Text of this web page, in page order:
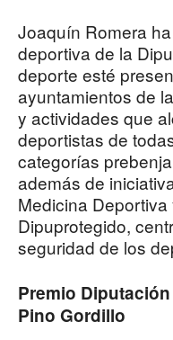
Joaquín Romera
deportiva de la
deporte esté
ayuntamientos de
y actividades que
deportistas de
categorías
además de
Medicina
Dipuprotegido,
seguridad de los
Premio
Pino Gordillo